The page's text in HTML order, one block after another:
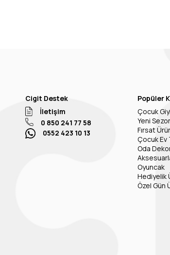
Cigit Destek
İletişim
0 850 241 77 58
0552 423 10 13
Popüler
Çocuk
Yeni
Fırsat
Çocuk Ev
Oda
Oyuncak
Hediyelik
Özel Gün